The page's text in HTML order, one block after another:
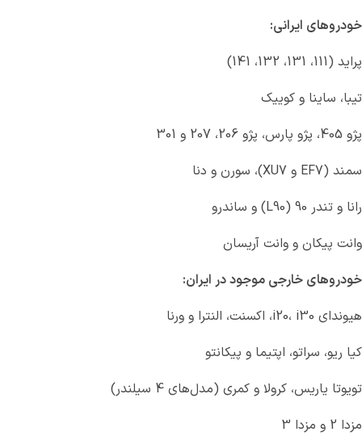
خودروهای ایرانی:
پراید (111، 131، 132، 141)
تیبا، ساینا و کوییک
پژو 405، پژو پارس، پژو 206، 207 و 301
سمند (EF7 و XU7)، سورن و دنا
رانا و تندر 90 (L90) و ساندرو
وانت پیکان و وانت آریسان
خودروهای خارجی موجود در ایران:
هیوندای i20، i30، اکسنت، النترا و ورنا
کیا ریو، سراتو، اپتیما و پیکانتو
تویوتا یاریس، کرولا و کمری (مدل‌های 4 سیلندر)
مزدا 2 و مزدا 3